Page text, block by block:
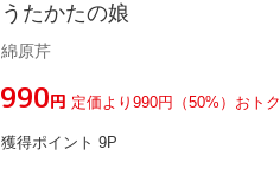
うたかたの娘
綿原芹
¥990円 定価より990円（50%）おトク
獲得ポイント 9P